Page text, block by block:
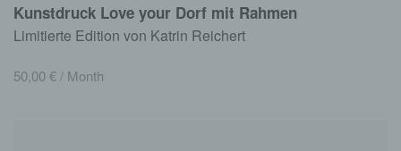
Kunstdruck Love your Dorf mit Rahmen
Limitierte Edition von Katrin Reichert
50,00€/ Month